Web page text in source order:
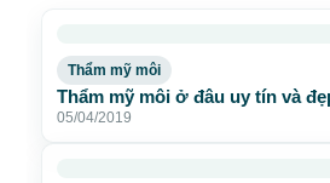
Thẩm mỹ môi
Thẩm mỹ môi ở đâu uy tín và
05/04/2019